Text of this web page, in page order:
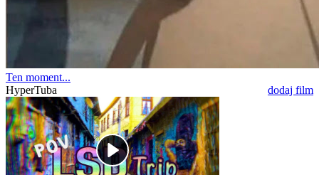
Ten moment...
HyperTuba
dodaj film